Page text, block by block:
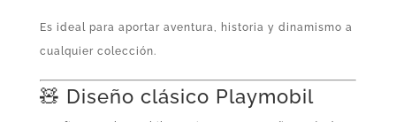
Es ideal para aportar aventura, historia y dinamismo a
cualquier colección.
🧸 Diseño clásico Playmobil